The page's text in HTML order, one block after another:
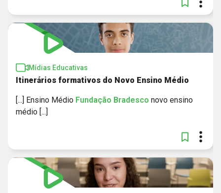
Mídias Educativas
Itinerários formativos do Novo Ensino Médio
[...] Ensino Médio Fundação Bradesco novo ensino
médio [...]